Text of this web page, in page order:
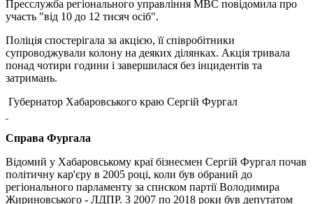
Пресслужба регіонального управління МВС повідомила про
участь "від 10 до 12 тисяч осіб".
Поліція спостерігала за акцією, її співробітники
супроводжували колону на деяких ділянках. Акція тривала
понад чотири години і завершилася без інцидентів та
затримань.
Губернатор Хабаровського краю Сергій Фургал
Справа Фургала
Відомий у Хабаровському краї бізнесмен Сергій Фургал почав
політичну кар'єру в 2005 році, коли був обраний до
регіонального парламенту за списком партії Володимира
Жириновського - ЛДПР. З 2007 по 2018 роки був депутатом